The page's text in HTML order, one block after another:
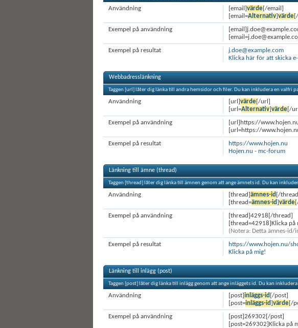
[email]värde[/email]
[email=Alternativ]värde
Användning
Exempel på användning
j.doe@example.com
Klicka här för att skicka
Exempel på resultat
Webbadresslänkning
Taggen [url] låter dig länka till andra hemsidor och filer. Du kan inkludera en valfri
[url]värde[/url]
[url=Alternativ]värde[/
Användning
[url]https://
[url=https://
Exempel på användning
https://www.hojen.nu
Hojen.nu - mc-forum
Exempel på resultat
Länkning till ämne (thread)
Taggen [thread] låter dig länka till ämnen genom att ange ämnets id. Du kan
[thread]ämnes-id [/
[thread=ämnes-id]värde
Användning
[thread]42918[/thread]
[thread=42918]Klicka på
(Notera: Detta ämnes-id/
Exempel på användning
https://www.hojen.nu/
Klicka på mig!
Exempel på resultat
Länkning till inlägg (post)
Taggen [post] låter dig länka till inlägg genom att ange inläggets id. Du kan
[post]inläggs-id [/post]
[post=inläggs-id]värde[/
Användning
[post]269302[/post]
[post=269302]Klicka på
Exempel på användning